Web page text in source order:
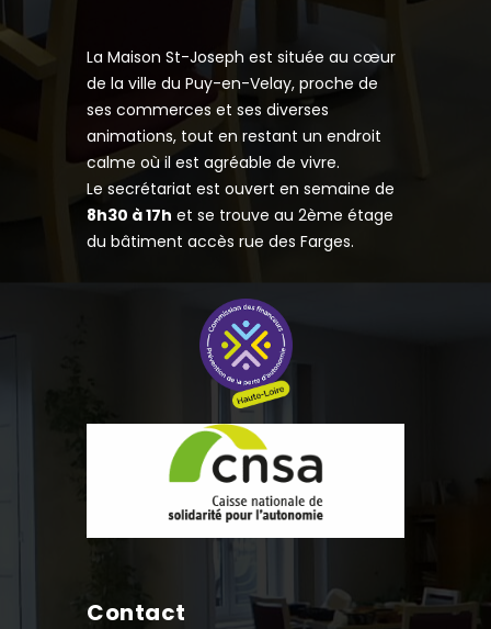
La Maison St-Joseph est située au cœur
de la ville du Puy-en-Velay, proche de
ses commerces et ses diverses
animations, tout en restant un endroit
calme où il est agréable de vivre.
Le secrétariat est ouvert en semaine de
8h30 à 17h et se trouve au 2ème étage
du bâtiment accès rue des Farges.
Contact